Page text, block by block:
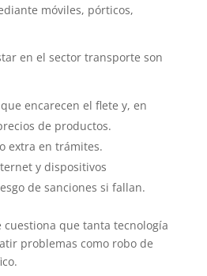
móviles, pórticos,
en el sector transporte son
encarecen el flete y, en
de productos.
extra en trámites.
y dispositivos
de sanciones si fallan.
cuestiona que tanta tecnología
problemas como robo de